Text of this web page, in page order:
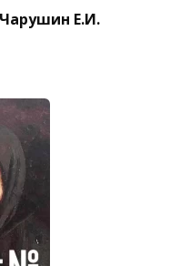
Е.И.